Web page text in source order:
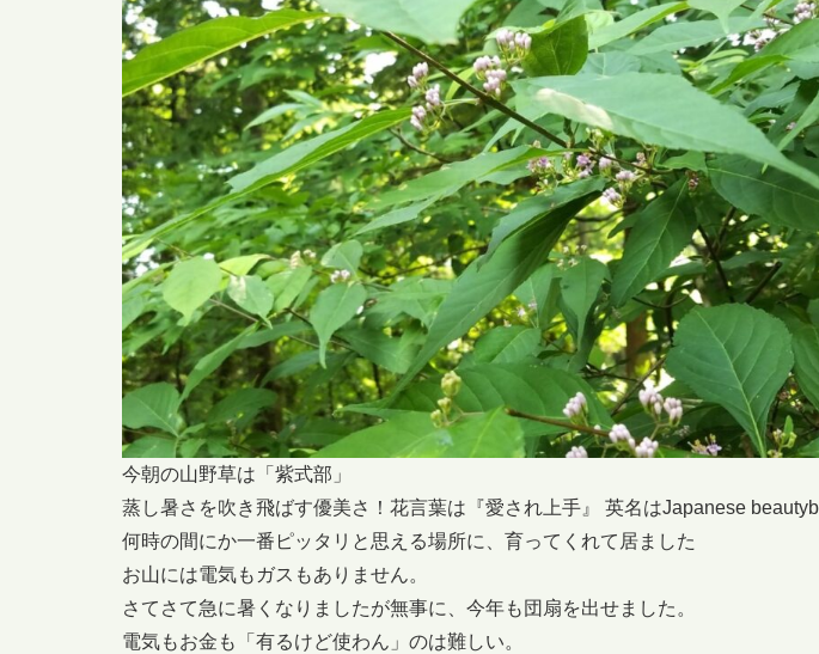
今朝の山野草は「紫式部」
蒸し暑さを吹き飛ばす優美さ！花言葉は『愛され上手』 英名はJapanese
何時の間にか一番ピッタリと思える場所に、育ってくれて居ました
お山には電気もガスもありません。
さてさて急に暑くなりましたが無事に、今年も団扇を出せました。
電気もお金も「有るけど使わん」のは難しい。